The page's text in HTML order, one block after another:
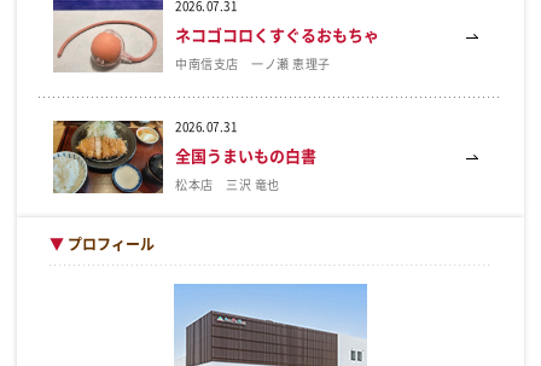
2026.07.31
中南信支店 一ノ瀬 恵理子
ネコゴコロくすぐるおもちゃ
2026.07.31
松本店 三沢 竜也
全国うまいもの白書
▼プロフィール